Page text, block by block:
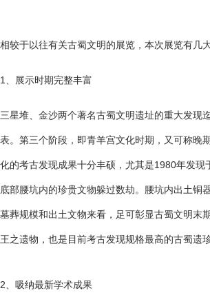
相较于以往有关古蜀文明的展览，本次展览有几
1、展示时期完整丰富
三星堆、金沙两个著名古蜀文明遗址的重大发现
表。第三个阶段，即青羊宫文化时期，又可称晚
化的考古发现成果十分丰硕，尤其是1980年发
底部腰坑内的珍贵文物躲过数劫。腰坑内出土铜
墓葬规模和出土文物来看，足可彰显古蜀文明末
王之遗物，也是目前考古发现规格最高的古蜀遗珍
2、吸纳最新学术成果